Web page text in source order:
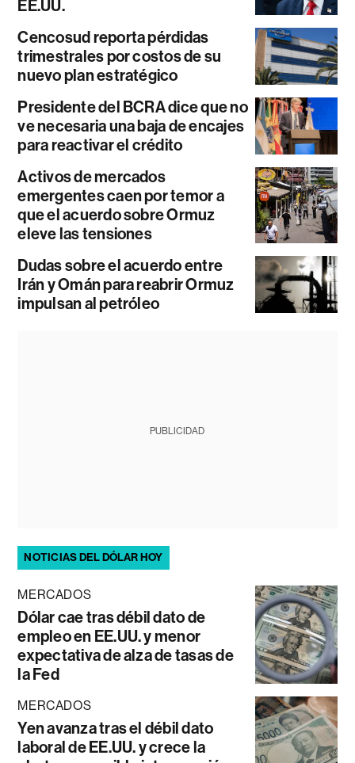
EE.UU.
Cencosud reporta pérdidas
trimestrales por costos de su
nuevo plan estratégico
Presidente del BCRA dice que no
ve necesaria una baja de encajes
para reactivar el crédito
Activos de mercados
emergentes caen por temor a
que el acuerdo sobre Ormuz
eleve las tensiones
Dudas sobre el acuerdo entre
Irán y Omán para reabrir Ormuz
impulsan al petróleo
PUBLICIDAD
NOTICIAS DEL DÓLAR HOY
MERCADOS
Dólar cae tras débil dato de
empleo en EE.UU. y menor
expectativa de alza de tasas de
la Fed
MERCADOS
Yen avanza tras el débil dato
laboral de EE.UU. y crece la